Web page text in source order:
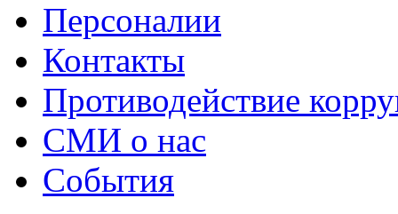
Персоналии
Контакты
Противодействие
СМИ о нас
События